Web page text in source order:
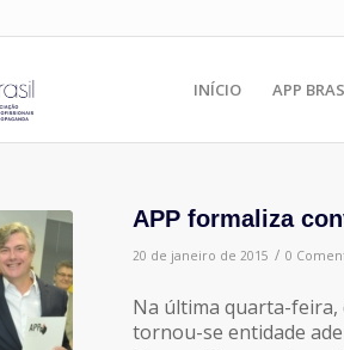
INÍCIO APP
APP formaliza
20 de janeiro de 2015 / 0
Na última quarta-feira,
tornou-se entidade